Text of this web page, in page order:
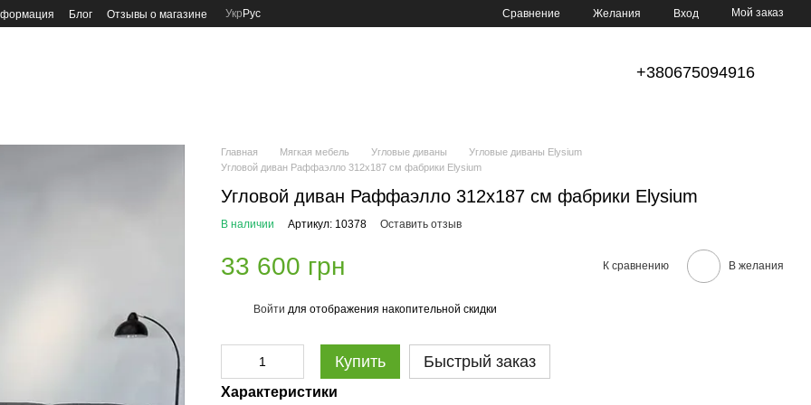
Блог Отзывы о магазине Укр Рус Сравнение Желания Вход Мой заказ
+380675094916
Главная Мягкая мебель Угловые диваны
Угловые диваны Elysium
Угловой диван Раффаэлло 312x187 см фабрики Elysium
Угловой диван Раффаэлло 312x187 см фабрики Elysium
В наличии Артикул: 10378 Оставить отзыв
33 600 грн К сравнению В желания
Войти для отображения накопительной скидки
Купить Быстрый заказ
Характеристики